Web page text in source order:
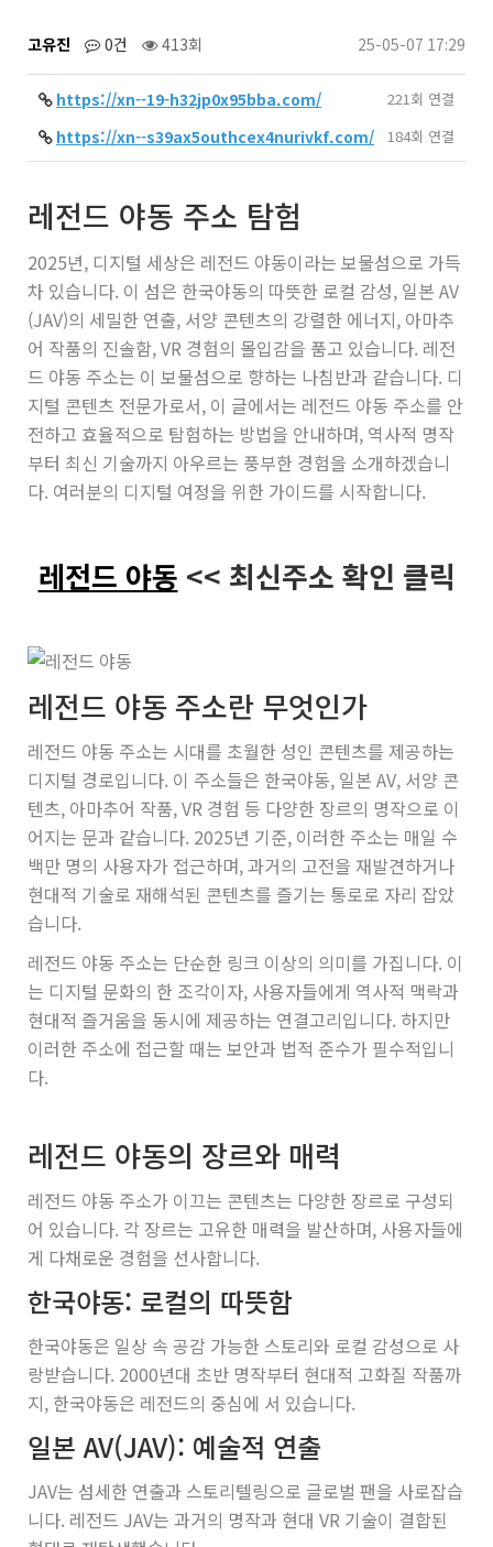
고유진 0건 413회 25-05-07 17:29
https://xn--19-h32jp0x95bba.com/ 221회 연결
https://xn--s39ax5outhcex4nurivkf.com/ 184회 연결
레전드 야동 주소 탐험
2025년, 디지털 세상은 레전드 야동이라는 보물섬으로 가득
차 있습니다. 이 섬은 한국야동의 따뜻한 로컬 감성, 일본 AV
(JAV)의 세밀한 연출, 서양 콘텐츠의 강렬한 에너지, 아마추
어 작품의 진솔함, VR 경험의 몰입감을 품고 있습니다. 레전
드 야동 주소는 이 보물섬으로 향하는 나침반과 같습니다. 디
지털 콘텐츠 전문가로서, 이 글에서는 레전드 야동 주소를 안
전하고 효율적으로 탐험하는 방법을 안내하며, 역사적 명작
부터 최신 기술까지 아우르는 풍부한 경험을 소개하겠습니
다. 여러분의 디지털 여정을 위한 가이드를 시작합니다.
레전드 야동 << 최신주소 확인 클릭
레전드 야동 주소란 무엇인가
레전드 야동 주소는 시대를 초월한 성인 콘텐츠를 제공하는
디지털 경로입니다. 이 주소들은 한국야동, 일본 AV, 서양 콘
텐츠, 아마추어 작품, VR 경험 등 다양한 장르의 명작으로 이
어지는 문과 같습니다. 2025년 기준, 이러한 주소는 매일 수
백만 명의 사용자가 접근하며, 과거의 고전을 재발견하거나
현대적 기술로 재해석된 콘텐츠를 즐기는 통로로 자리 잡았
습니다.
레전드 야동 주소는 단순한 링크 이상의 의미를 가집니다. 이
는 디지털 문화의 한 조각이자, 사용자들에게 역사적 맥락과
현대적 즐거움을 동시에 제공하는 연결고리입니다. 하지만
이러한 주소에 접근할 때는 보안과 법적 준수가 필수적입니
다.
레전드 야동의 장르와 매력
레전드 야동 주소가 이끄는 콘텐츠는 다양한 장르로 구성되
어 있습니다. 각 장르는 고유한 매력을 발산하며, 사용자들에
게 다채로운 경험을 선사합니다.
한국야동: 로컬의 따뜻함
한국야동은 일상 속 공감 가능한 스토리와 로컬 감성으로 사
랑받습니다. 2000년대 초반 명작부터 현대적 고화질 작품까
지, 한국야동은 레전드의 중심에 서 있습니다.
일본 AV(JAV): 예술적 연출
JAV는 섬세한 연출과 스토리텔링으로 글로벌 팬을 사로잡습
니다. 레전드 JAV는 과거의 명작과 현대 VR 기술이 결합된